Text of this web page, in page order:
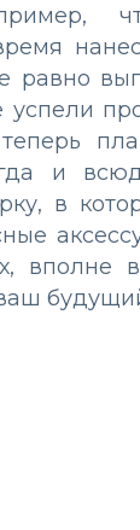
равно
и
в
вполне